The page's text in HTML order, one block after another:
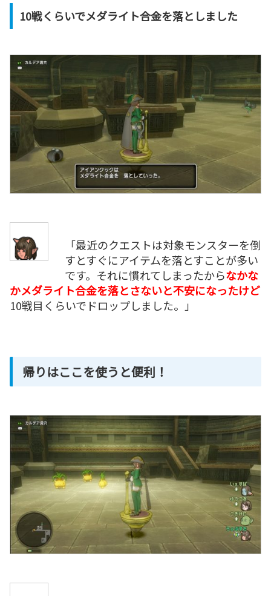
10戦くらいでメダライト合金を落としました
「最近のクエストは対象モンスターを倒
すとすぐにアイテムを落とすことが多い
です。それに慣れてしまったからなかな
かメダライト合金を落とさないと不安になったけど
10戦目くらいでドロップしました。」
帰りはここを使うと便利！